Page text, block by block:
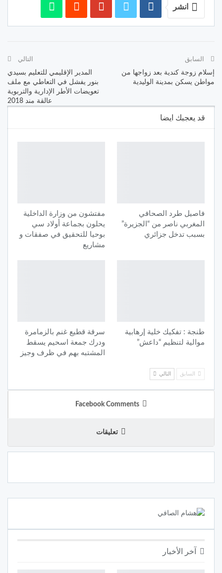
انشر
السابق
إسلام زوجة كندية بعد زواجها من
مواطن يسكن بمدينة الوليدية
التالي
المدير الإقليمي للتعليم بسيدي
بنور يفشل في التعاطي مع ملف
تعويضات الأطر الإدارية والتربوية
عالقة مند 2018
قد يعجبك ايضا
فاصيل طرد الصحافي
المغربي ناصر من “الجزيرة”
بسبب تدخل جزائري
مفتشون من وزارة الداخلية
يحلون بجماعة أولاد سي
بوحيا للتحقيق في صفقات و
مشاريع
طنجة : تفكيك خلية إرهابية
موالية لتنظيم “داعش”
سرقة قطيع غنم بالزمامرة
ودرك جمعة اسحيم يسقط
المشتبه بهم في ظرف وجيز
السابق التالي
Facebook Comments
تعليقات
آخر الأخبار